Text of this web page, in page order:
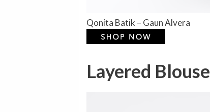
Qonita Batik – Gaun Alvera
Layered Blouse